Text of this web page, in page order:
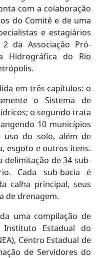
com a colaboração
do Comitê e de uma
e estagiários
da Associação Pró-
Hidrográfica do Rio
em três capítulos: o
o Sistema de
o segundo trata
10 municípios
uso do solo, além de
esgoto e outros itens.
delimitação de 34 sub-
Cada sub-bacia é
calha principal, seus
de drenagem.
uma compilação de
Instituto Estadual do
Centro Estadual de
de Servidores do